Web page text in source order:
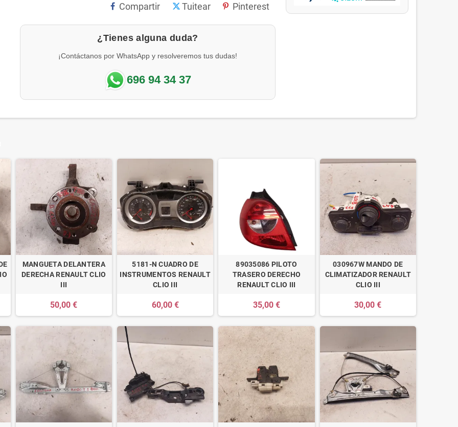
Compartir Tuitear Pinterest
¿Tienes alguna duda?
¡Contáctanos por WhatsApp y resolveremos tus dudas!
696 94 34 37
MANGUETA DELANTERA
DERECHA RENAULT CLIO
III
50,00 €
5181-N CUADRO DE
INSTRUMENTOS RENAULT
CLIO III
60,00 €
89035086 PILOTO
TRASERO DERECHO
RENAULT CLIO III
35,00 €
030967W MANDO DE
CLIMATIZADOR RENAULT
CLIO III
30,00 €